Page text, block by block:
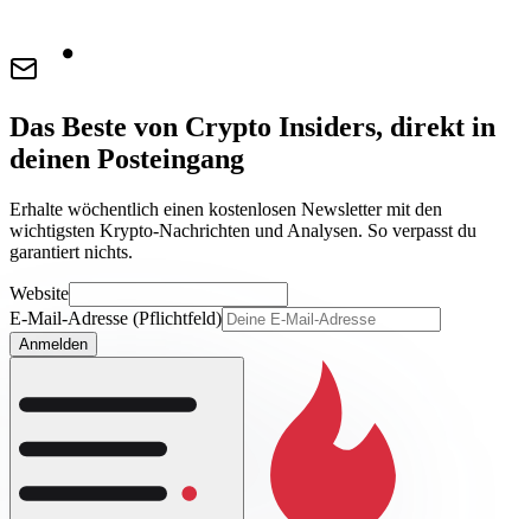
Das Beste von Crypto Insiders, direkt in
deinen Posteingang
Erhalte wöchentlich einen kostenlosen Newsletter mit den
wichtigsten Krypto-Nachrichten und Analysen. So verpasst du
garantiert nichts.
Website
E-Mail-Adresse (Pflichtfeld)
Anmelden